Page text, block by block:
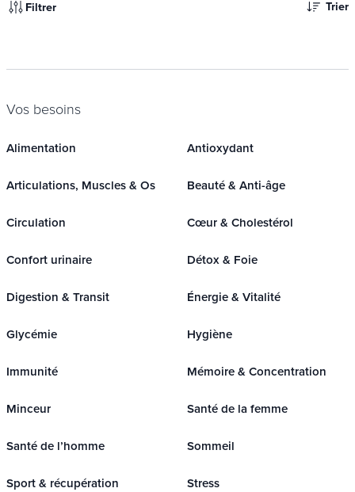
Filtrer Trier
Vos besoins
Alimentation Antioxydant
Articulations, Muscles & Os Beauté & Anti-âge
Circulation Cœur & Cholestérol
Confort urinaire Détox & Foie
Digestion & Transit Énergie & Vitalité
Glycémie Hygiène
Immunité Mémoire & Concentration
Minceur Santé de la femme
Santé de l’homme Sommeil
Sport & récupération Stress